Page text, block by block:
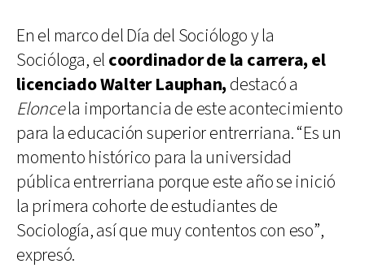
En el marco del Día del Sociólogo y la
Socióloga, el coordinador de la carrera, el
licenciado Walter Lauphan,destacó a
Eloncela importancia de este acontecimiento
para la educación superior entrerriana. “Es un
momento histórico para la universidad
pública entrerriana porque este año se inició
la primera cohorte de estudiantes de
Sociología, así que muy contentos con eso”,
expresó.